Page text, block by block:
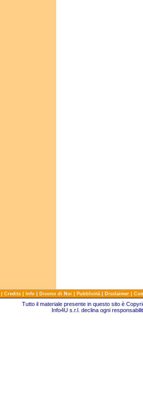
| Credits | Info | Dicono di Noi | Pubblicità | Disclaimer |
Tutto il materiale presente in questo sito è
Info4U s.r.l. declina ogni